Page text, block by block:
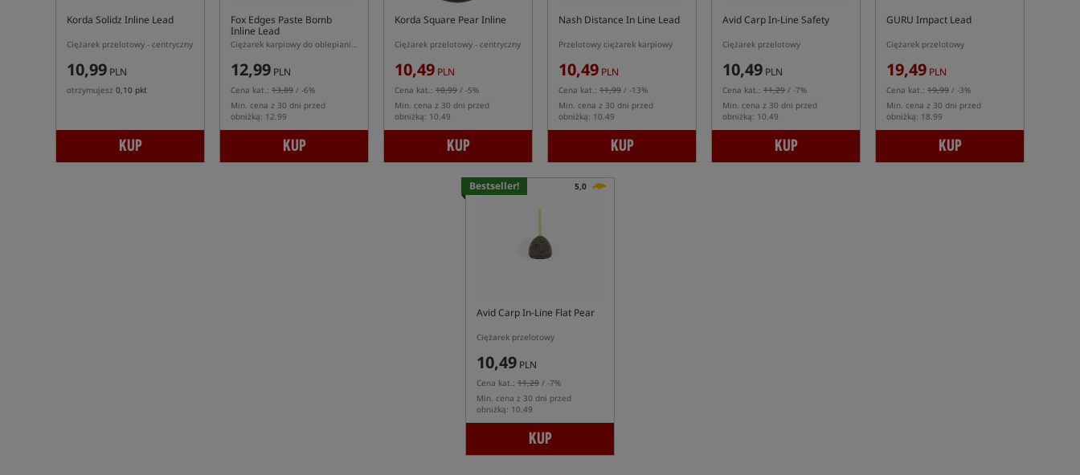
Korda Solidz Inline Lead
Ciężarek przelotowy - centryczny
10,99 PLN
otrzymujesz 0,10 pkt
KUP
Fox Edges Paste Bomb
Inline Lead
Ciężarek karpiowy do oblepiania pastą przelotowy
12,99 PLN
Cena kat.: 13,89 / -6%
Min. cena z 30 dni przed
obniżką: 12.99
KUP
Korda Square Pear Inline
Ciężarek przelotowy - centryczny
10,49 PLN
Cena kat.: 10,99 / -5%
Min. cena z 30 dni przed
obniżką: 10.49
KUP
Nash Distance In Line Lead
Przelotowy ciężarek karpiowy
10,49 PLN
Cena kat.: 11,99 / -13%
Min. cena z 30 dni przed
obniżką: 10.49
KUP
Avid Carp In-Line Safety
Ciężarek przelotowy
10,49 PLN
Cena kat.: 11,29 / -7%
Min. cena z 30 dni przed
obniżką: 10.49
KUP
GURU Impact Lead
Ciężarek przelotowy
19,49 PLN
Cena kat.: 19,99 / -3%
Min. cena z 30 dni przed
obniżką: 18.99
KUP
Bestseller! 5,0
Avid Carp In-Line Flat Pear
Ciężarek przelotowy
10,49 PLN
Cena kat.: 11,29 / -7%
Min. cena z 30 dni przed
obniżką: 10.49
KUP